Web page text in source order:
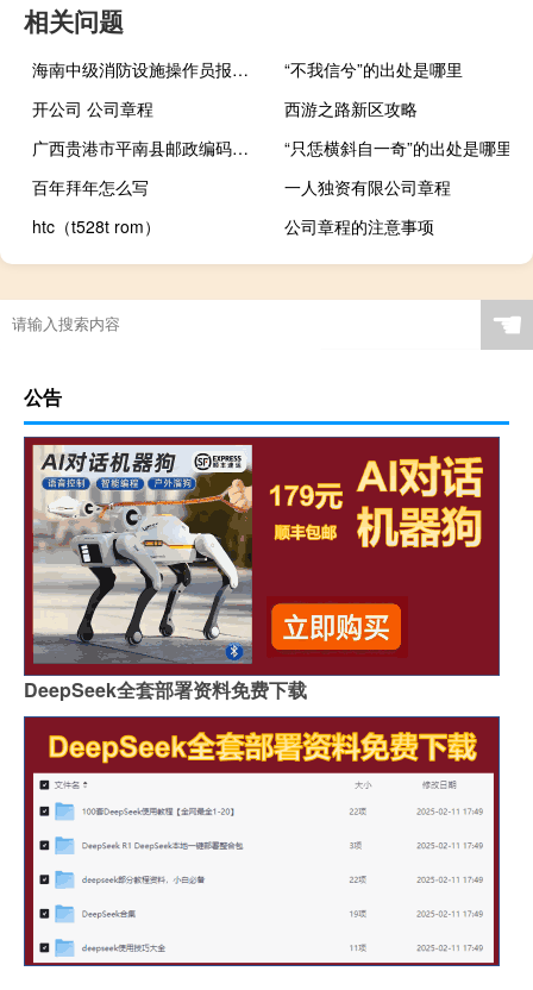
相关问题
海南中级消防设施操作员报考条件是什么
“不我信兮”的出处是哪里
开公司 公司章程
西游之路新区攻略
广西贵港市平南县邮政编码多少
“只恁横斜自一奇”的出处是哪里
百年拜年怎么写
一人独资有限公司章程
htc（t528t rom）
公司章程的注意事项
☚
公告
DeepSeek全套部署资料免费下载